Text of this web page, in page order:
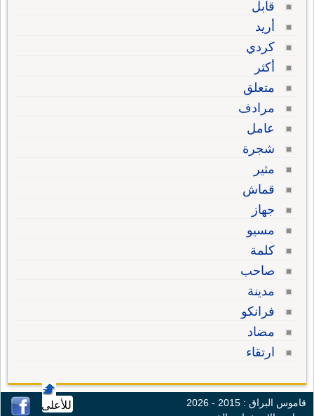
قابل
أريد
كردي
أكثر
متعلق
مرادف
عامل
شجرة
مثير
قماش
جهاز
مسيو
كلمة
صاحب
مدينة
فرانكو
مضاد
ارتقاء
للأعلى
قاموس البراق : 2015 - 2026